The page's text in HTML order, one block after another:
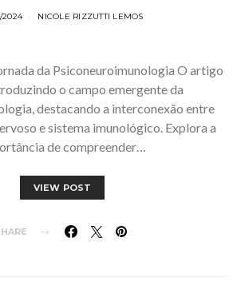
2024 NICOLE RIZZUTTI LEMOS
da Psiconeuroimunologia O artigo
o campo emergente da
destacando a interconexão entre
e sistema imunológico. Explora a
de compreender…
VIEW POST